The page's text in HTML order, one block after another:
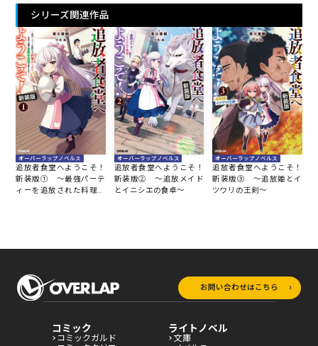
シリーズ関連作品
オーバーラップノベルス
追放者食堂へようこそ！
新装版① ～最強パーテ
ィーを追放された料理人
オーバーラップノベルス
追放者食堂へようこそ！
新装版② ～追放メイド
とイニシエの食卓～
オーバーラップノベルス
追放者食堂へようこそ！
新装版③ ～追放姫とイ
ツワリの王剣～
お問い合わせはこちら
コミック
コミックガルド
ライトノベル
文庫